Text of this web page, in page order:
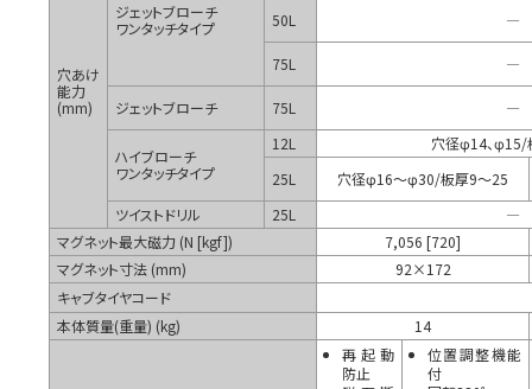
穴あけ
能力
(mm)
ジェットブローチ
ワンタッチタイプ
50L ―
75L ―
ジェットブローチ 75L ―
ハイブローチ
ワンタッチタイプ
12L
穴径φ14、φ15/
25L
穴径φ16～φ30/板厚9～25
ツイストドリル
25L
―
マグネット最大磁力 (N [kgf])
7,056 [720]
マグネット寸法 (mm)
92×172
キャブタイヤコード
本体質量(重量) (kg)
14
再起動
防止
位置調整機能
付